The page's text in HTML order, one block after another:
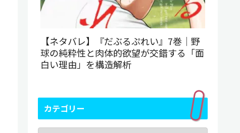
【ネタバレ】『だぶるぷれい』7巻｜野
球の純粋性と肉体的欲望が交錯する「面
白い理由」を構造解析
カテゴリー